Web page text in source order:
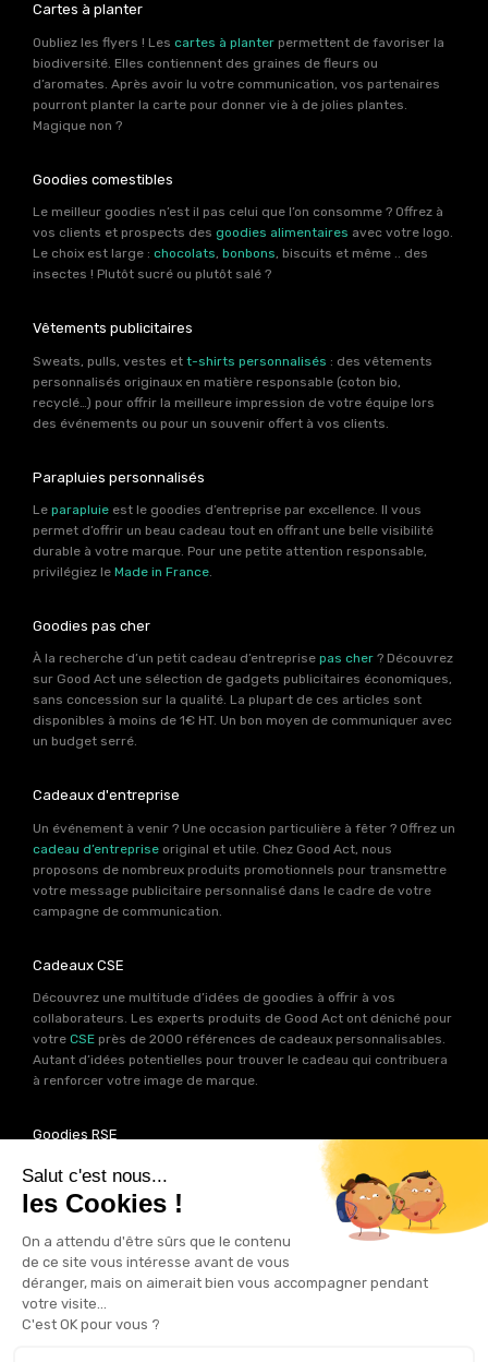
Cartes à planter
Oubliez les flyers ! Les cartes à planter permettent de favoriser la
biodiversité. Elles contiennent des graines de fleurs ou
d’aromates. Après avoir lu votre communication, vos partenaires
pourront planter la carte pour donner vie à de jolies plantes.
Magique non ?
Goodies comestibles
Le meilleur goodies n’est il pas celui que l’on consomme ? Offrez à
vos clients et prospects des goodies alimentaires avec votre logo.
Le choix est large : chocolats, bonbons, biscuits et même .. des
insectes ! Plutôt sucré ou plutôt salé ?
Vêtements publicitaires
Sweats, pulls, vestes et t-shirts personnalisés : des vêtements
personnalisés originaux en matière responsable (coton bio,
recyclé…) pour offrir la meilleure impression de votre équipe lors
des événements ou pour un souvenir offert à vos clients.
Parapluies personnalisés
Le parapluie est le goodies d’entreprise par excellence. Il vous
permet d’offrir un beau cadeau tout en offrant une belle visibilité
durable à votre marque. Pour une petite attention responsable,
privilégiez le Made in France.
Goodies pas cher
À la recherche d’un petit cadeau d’entreprise pas cher ? Découvrez
sur Good Act une sélection de gadgets publicitaires économiques,
sans concession sur la qualité. La plupart de ces articles sont
disponibles à moins de 1€ HT. Un bon moyen de communiquer avec
un budget serré.
Cadeaux d'entreprise
Un événement à venir ? Une occasion particulière à fêter ? Offrez un
cadeau d’entreprise original et utile. Chez Good Act, nous
proposons de nombreux produits promotionnels pour transmettre
votre message publicitaire personnalisé dans le cadre de votre
campagne de communication.
Cadeaux CSE
Découvrez une multitude d’idées de goodies à offrir à vos
collaborateurs. Les experts produits de Good Act ont déniché pour
votre CSE près de 2000 références de cadeaux personnalisables.
Autant d’idées potentielles pour trouver le cadeau qui contribuera
à renforcer votre image de marque.
Goodies RSE
Vous souhaitez communiquer en accord avec vos valeurs ? Ca
tombe bien ! Un grand nombre de produits présents sur Good Act
sont fabriqués en France et en Europe.
Notre sélection RSEvous
permet de trouver un goodies parfait pour votre campagne de
communication. Des produits fabriqués avec amour dans de
bonnes conditions et un impact limité sur la planête.